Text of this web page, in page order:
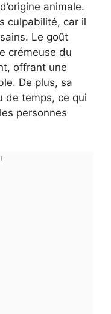
animale.
culpabilité, car il
Le goût
crémeuse du
offrant une
De plus, sa
de temps, ce qui
personnes